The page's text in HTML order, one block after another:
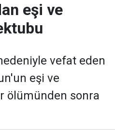
eşi ve
vefat eden
eşi ve
ölümünden sonra